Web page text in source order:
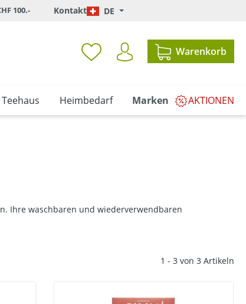
100.- Kontakt DE
Warenkorb
Teehaus Heimbedarf Marken AKTIONEN
Ihre waschbaren und wiederverwendbaren
1 - 3 von 3 Artikeln